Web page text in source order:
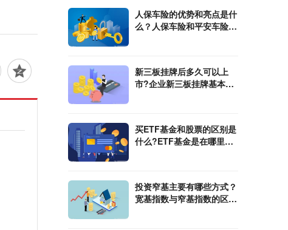
人保车险的优势和亮点是什
么？人保车险和平安车险哪
新三板挂牌后多久可以上
市?企业新三板挂牌基本条
买ETF基金和股票的区别是
什么?ETF基金是在哪里交
投资窄基主要有哪些方式？
宽基指数与窄基指数的区别